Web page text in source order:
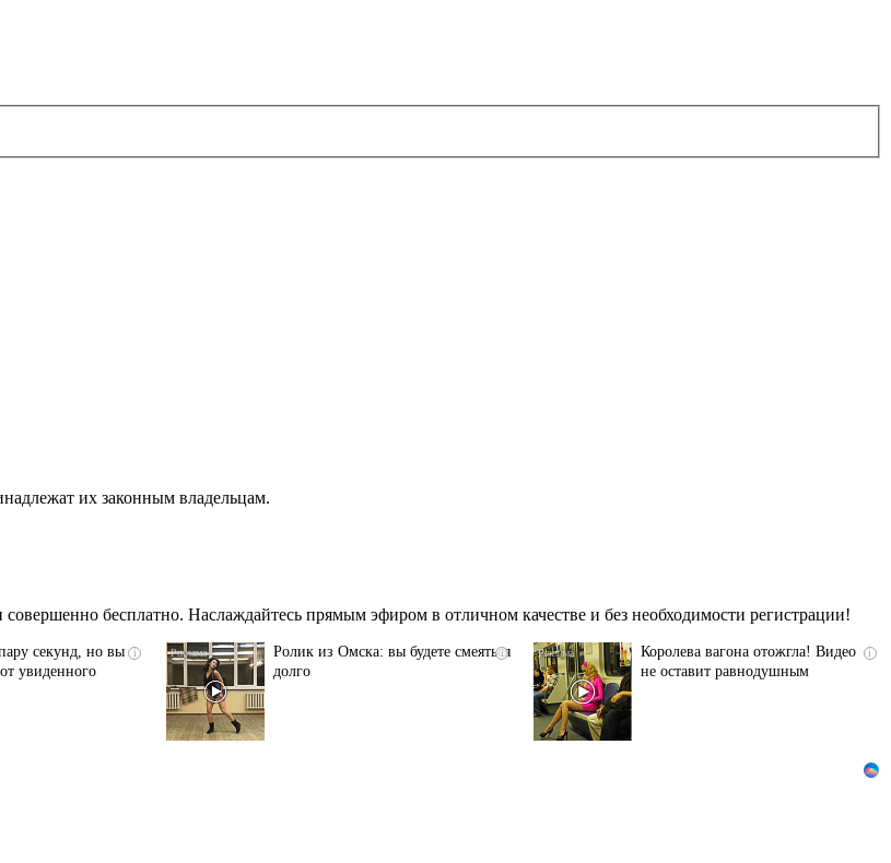
их законным владельцам.
бесплатно. Наслаждайтесь прямым эфиром в отличном качестве и без необходимости регистрации!
i
секунд, но вы
увиденного
i
Ролик из Омска: вы будете смеяться
долго
i
Королева вагона отожгла! Видео
не оставит равнодушным